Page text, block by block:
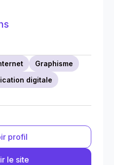
Graphisme
digitale
profil
le site